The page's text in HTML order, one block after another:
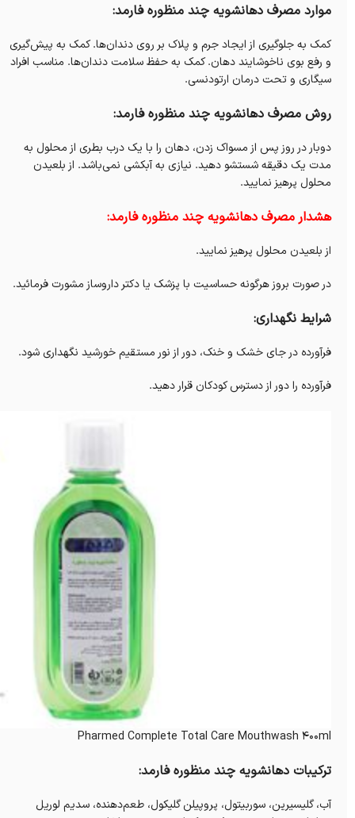
موارد مصرف دهانشویه چند منظوره فارمد:
کمک به جلوگیری از ایجاد جرم و پلاک بر روی دندان‌ها. کمک به پیش‌گیری‌
و رفع بوی ناخوشایند دهان. کمک به حفظ سلامت دندان‌ها. مناسب افراد
سیگاری و تحت درمان ارتودنسی.
روش مصرف دهانشویه چند منظوره فارمد:
دوبار در روز پس از مسواک زدن، دهان را با یک درب بطری از محلول به
مدت یک دقیقه شستشو دهید. نیازی به آبکشی نمی‌باشد. از بلعیدن
محلول پرهیز نمایید.
هشدار مصرف دهانشویه چند منظوره فارمد:
از بلعیدن محلول پرهیز نمایید.
در صورت بروز هرگونه حساسیت با پزشک یا دکتر داروساز مشورت فرمائید.
شرایط نگهداری:
فرآورده در جای خشک و خنک، دور از نور مستقیم خورشید نگهداری شود.
فرآورده را دور از دسترس کودکان قرار دهید.
Pharmed Complete Total Care Mouthwash 400ml
ترکیبات دهانشویه چند منظوره فارمد:
آب، گلیسیرین، سوربیتول، پروپیلن گلیکول، طعم‌دهنده، سدیم لوریل